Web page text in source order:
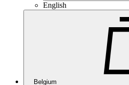
English
Belgium